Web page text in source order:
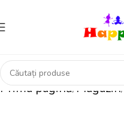
Prima pagină Magazin